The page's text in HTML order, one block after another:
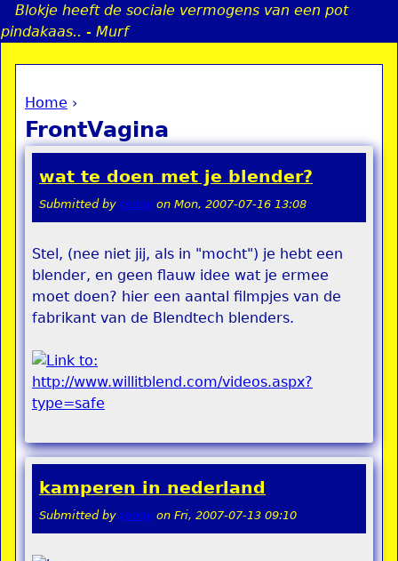
Jump to navigation
Blokje heeft de sociale vermogens van een pot
pindakaas.. - Murf
You are here
Home ›
FrontVagina
wat te doen met je blender?
Submitted by teddy on Mon, 2007-07-16 13:08
Stel, (nee niet jij, als in "mocht") je hebt een
blender, en geen flauw idee wat je ermee
moet doen? hier een aantal filmpjes van de
fabrikant van de Blendtech blenders.
kamperen in nederland
Submitted by teddy on Fri, 2007-07-13 09:10